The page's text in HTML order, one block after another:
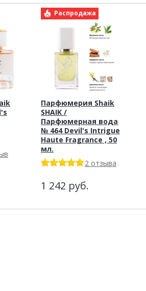
Распродажа
Парфюмерия Shaik
SHAIK /
Парфюмерная вода
№ 464 Devil's Intrigue
Haute Fragrance , 50
мл.
2 отзыва
1 242 руб.